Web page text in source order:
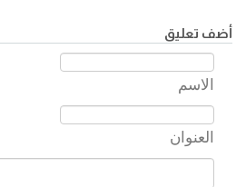
أضف تعليق
الاسم
العنوان